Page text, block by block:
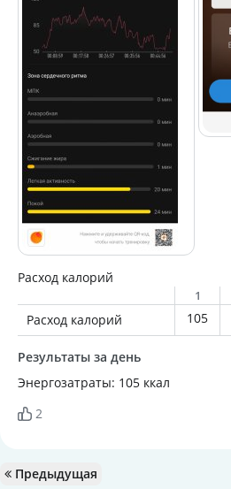
Расход калорий
1
Расход калорий 105
Результаты за день
Энергозатраты: 105 ккал
2
Предыдущая